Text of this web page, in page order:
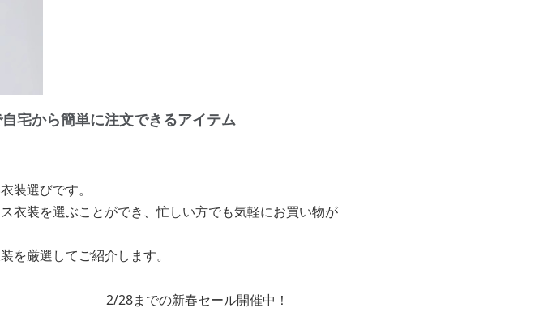
宅から簡単に注文できるアイテム
装選びです。
衣装を選ぶことができ、忙しい方でも気軽にお買い物が
を厳選してご紹介します。
2/28までの新春セール開催中！